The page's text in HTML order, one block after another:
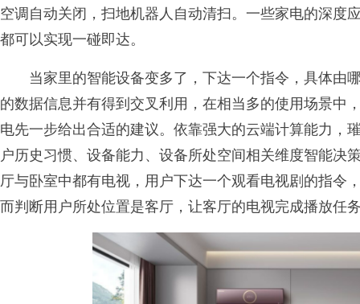
空调自动关闭，扫地机器人自动清扫。一些家电的深度
都可以实现一碰即达。
当家里的智能设备变多了，下达一个指令，具体由
的数据信息并有得到交叉利用，在相当多的使用场景中
电先一步给出合适的建议。依靠强大的云端计算能力，
户历史习惯、设备能力、设备所处空间相关维度智能决
厅与卧室中都有电视，用户下达一个观看电视剧的指令
而判断用户所处位置是客厅，让客厅的电视完成播放任